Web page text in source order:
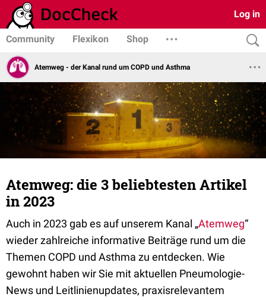
Log in
Community Flexikon Shop
Atemweg - der Kanal rund um COPD und Asthma
Atemweg: die 3 beliebtesten Artikel
in 2023
Auch in 2023 gab es auf unserem Kanal „Atemweg“
wieder zahlreiche informative Beiträge rund um die
Themen COPD und Asthma zu entdecken. Wie
gewohnt haben wir Sie mit aktuellen Pneumologie-
News und Leitlinienupdates, praxisrelevantem